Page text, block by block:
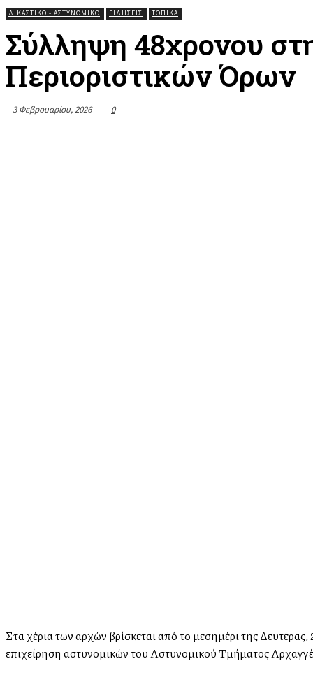
ΔΙΚΑΣΤΙΚΟ - ΑΣΤΥΝΟΜΙΚΟ ΕΙΔΗΣΕΙΣ ΤΟΠΙΚΆ
Σύλληψη 48χρονου
Περιοριστικών Όρων
3 Φεβρουαρίου, 2026 0
Στα χέρια των αρχών βρίσκεται από το μεσημέρι της
επιχείρηση αστυνομικών του Αστυνομικού Τμήματος